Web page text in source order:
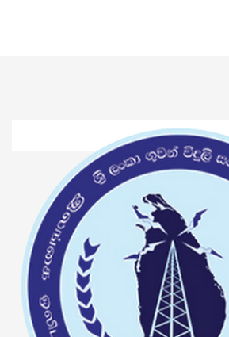
Communication
News
Events
Articles
Video Gallery
Image Gallery